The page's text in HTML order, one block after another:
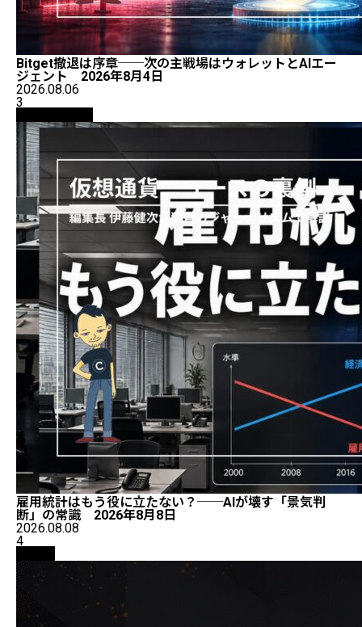
Bitget撤退は序章──次の主戦場はウォレットとAIエー
ジェント 2026年8月4日
2026.08.06
3
雇用統計はもう役に立たない？──AIが壊す「景気判
断」の常識 2026年8月8日
2026.08.08
4